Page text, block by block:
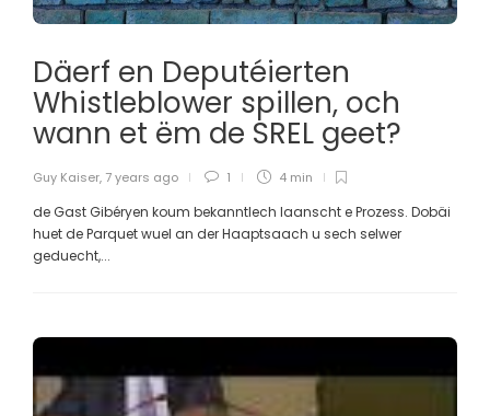
Däerf en Deputéierten
Whistleblower spillen, och
wann et ëm de SREL geet?
Guy Kaiser, 7 years ago 1 4 min
de Gast Gibéryen koum bekanntlech laanscht e Prozess. Dobäi
huet de Parquet wuel an der Haaptsaach u sech selwer
geduecht,...